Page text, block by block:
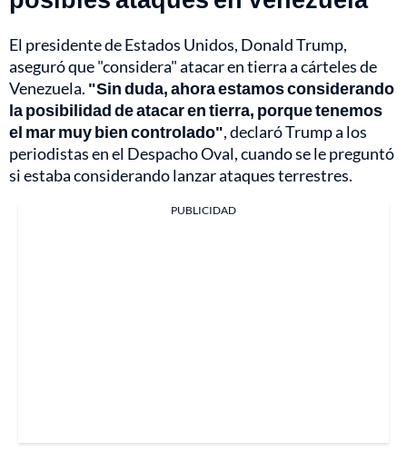
El presidente de Estados Unidos, Donald Trump,
aseguró que "considera" atacar en tierra a cárteles de
Venezuela. "Sin duda, ahora estamos considerando
la posibilidad de atacar en tierra, porque tenemos
el mar muy bien controlado", declaró Trump a los
periodistas en el Despacho Oval, cuando se le preguntó
si estaba considerando lanzar ataques terrestres.
PUBLICIDAD